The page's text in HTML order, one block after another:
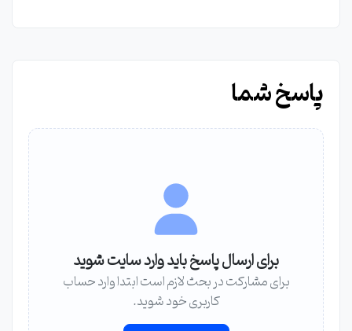
پاسخ شما
برای ارسال پاسخ باید وارد سایت شوید
برای مشارکت در بحث لازم است ابتدا وارد حساب
کاربری خود شوید.